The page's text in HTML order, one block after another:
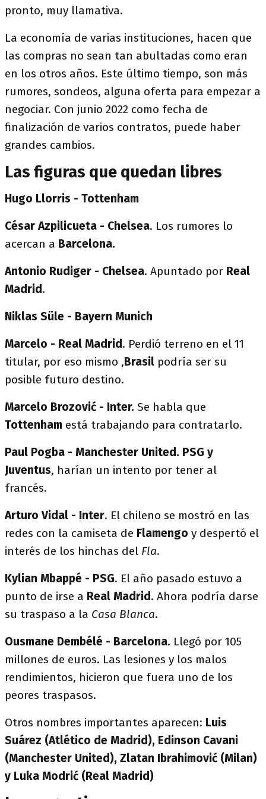
pronto, muy llamativa.
La economía de varias instituciones, hacen que
las compras no sean tan abultadas como eran
en los otros años. Este último tiempo, son más
rumores, sondeos, alguna oferta para empezar a
negociar. Con junio 2022 como fecha de
finalización de varios contratos, puede haber
grandes cambios.
Las figuras que quedan libres
Hugo Llorris - Tottenham
César Azpilicueta - Chelsea. Los rumores lo
acercan a Barcelona.
Antonio Rudiger - Chelsea. Apuntado por Real
Madrid.
Niklas Süle - Bayern Munich
Marcelo - Real Madrid. Perdió terreno en el 11
titular, por eso mismo ,Brasil podría ser su
posible futuro destino.
Marcelo Brozović - Inter. Se habla que
Tottenham está trabajando para contratarlo.
Paul Pogba - Manchester United. PSG y
Juventus, harían un intento por tener al
francés.
Arturo Vidal - Inter. El chileno se mostró en las
redes con la camiseta de Flamengo y despertó el
interés de los hinchas del Fla.
Kylian Mbappé - PSG. El año pasado estuvo a
punto de irse a Real Madrid. Ahora podría darse
su traspaso a la Casa Blanca.
Ousmane Dembélé - Barcelona. Llegó por 105
millones de euros. Las lesiones y los malos
rendimientos, hicieron que fuera uno de los
peores traspasos.
Otros nombres importantes aparecen: Luis
Suárez (Atlético de Madrid), Edinson Cavani
(Manchester United), Zlatan Ibrahimović (Milan)
y Luka Modrić (Real Madrid)